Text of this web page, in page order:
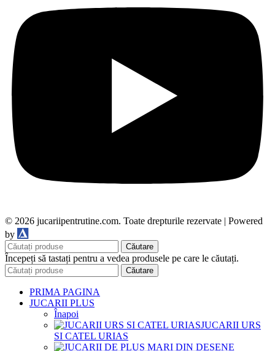
© 2026 jucariipentrutine.com. Toate drepturile rezervate | Powered
by
Căutare
Începeți să tastați pentru a vedea produsele pe care le căutați.
Căutare
PRIMA PAGINA
JUCARII PLUS
Înapoi
JUCARII URS
SI CATEL URIAS